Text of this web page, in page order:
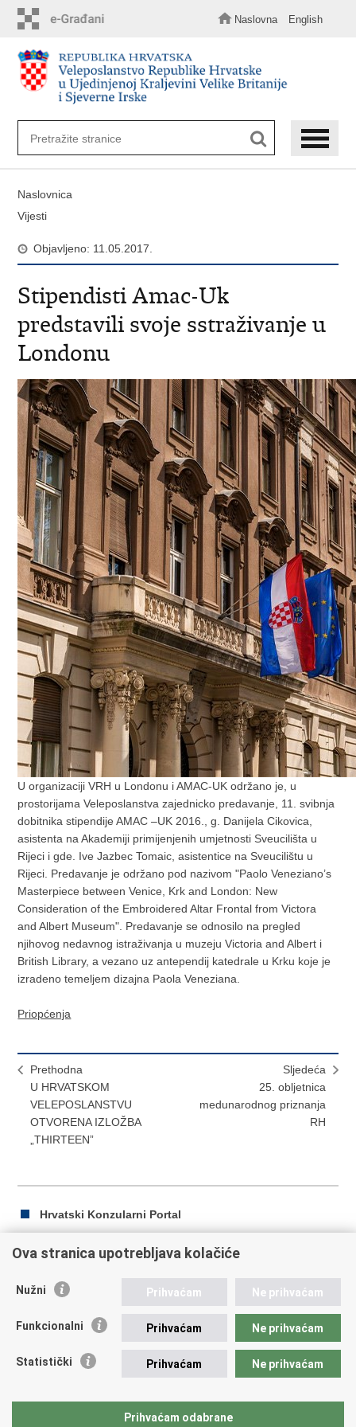
sadržaj
Naslovna English
Naslovnica
Vijesti
Objavljeno: 11.05.2017.
Stipendisti Amac-Uk
predstavili svoje sstraživanje u
Londonu
U organizaciji VRH u Londonu i AMAC-UK održano je, u
prostorijama Veleposlanstva zajednicko predavanje, 11. svibnja
dobitnika stipendije AMAC –UK 2016., g. Danijela Cikovica,
asistenta na Akademiji primijenjenih umjetnosti Sveucilišta u
Rijeci i gde. Ive Jazbec Tomaic, asistentice na Sveucilištu u
Rijeci. Predavanje je održano pod nazivom "Paolo Veneziano’s
Masterpiece between Venice, Krk and London: New
Consideration of the Embroidered Altar Frontal from Victora
and Albert Museum". Predavanje se odnosilo na pregled
njihovog nedavnog istraživanja u muzeju Victoria and Albert i
British Library, a vezano uz antependij katedrale u Krku koje je
izradeno temeljem dizajna Paola Veneziana.
Priopćenja
Prethodna
U HRVATSKOM
VELEPOSLANSTVU
OTVORENA IZLOŽBA
„THIRTEEN”
Sljedeća
25. obljetnica
medunarodnog priznanja
RH
Hrvatski Konzularni Portal
Ispiši
Podijeli
Facebooku
Twitteru
Republika Hrvatska
Trg N.Š. Zrinskog 7-8, 10000 Zagreb
fax: +385 (0)1 4551 795, +385 (0)1 4920 149
ministarstvo@mvep.hr
Ova stranica upotrebljava kolačiće
Nužni Prihvaćam Ne prihvaćam
Funkcionalni Prihvaćam Ne prihvaćam
Statistički Prihvaćam Ne prihvaćam
Prihvaćam odabrane